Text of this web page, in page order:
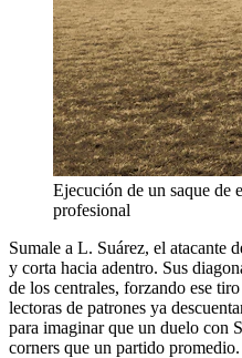
Ejecución de un saque de
profesional
Sumale a L. Suárez, el atacante
y corta hacia adentro. Sus
de los centrales, forzando ese
lectoras de patrones ya
para imaginar que un duelo con
corners que un partido promedio.